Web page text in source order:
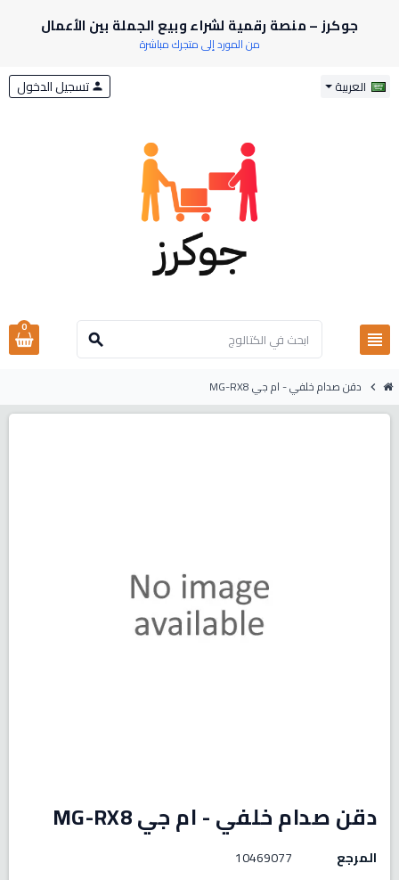
جوكرز – منصة رقمية لشراء وبيع الجملة بين الأعمال
من المورد إلى متجرك مباشرة
العربية
view_headline
search
person تسجيل الدخول
0
chevron_right دقن صدام خلفي - ام جي MG-RX8
دقن صدام خلفي - ام جي MG-RX8
المرجع 10469077